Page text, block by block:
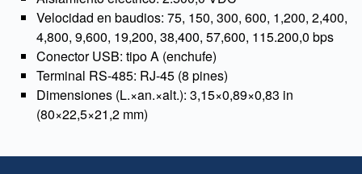
Velocidad en baudios: 75, 150, 300, 600, 1,200, 2,400,
4,800, 9,600, 19,200, 38,400, 57,600, 115.200,0 bps
Conector USB: tipo A (enchufe)
Terminal RS-485: RJ-45 (8 pines)
Dimensiones (L.×an.×alt.): 3,15×0,89×0,83 in
(80×22,5×21,2 mm)